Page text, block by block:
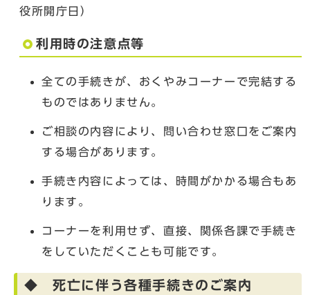
役所開庁日）
利用時の注意点等
全ての手続きが、おくやみコーナーで完結する
ものではありません。
ご相談の内容により、問い合わせ窓口をご案内
する場合があります。
手続き内容によっては、時間がかかる場合もあ
ります。
コーナーを利用せず、直接、関係各課で手続き
をしていただくことも可能です。
◆ 死亡に伴う各種手続きのご案内